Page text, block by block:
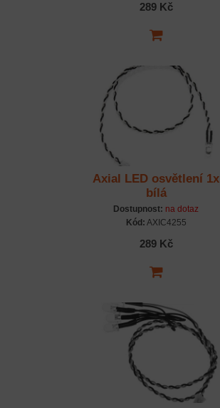
289 Kč
Axial LED osvětlení 1x
bílá
Dostupnost: na dotaz
Kód: AXIC4255
289 Kč